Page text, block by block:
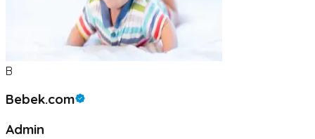
B
Bebek.com
Admin